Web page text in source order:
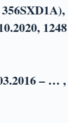
1248
– … ,